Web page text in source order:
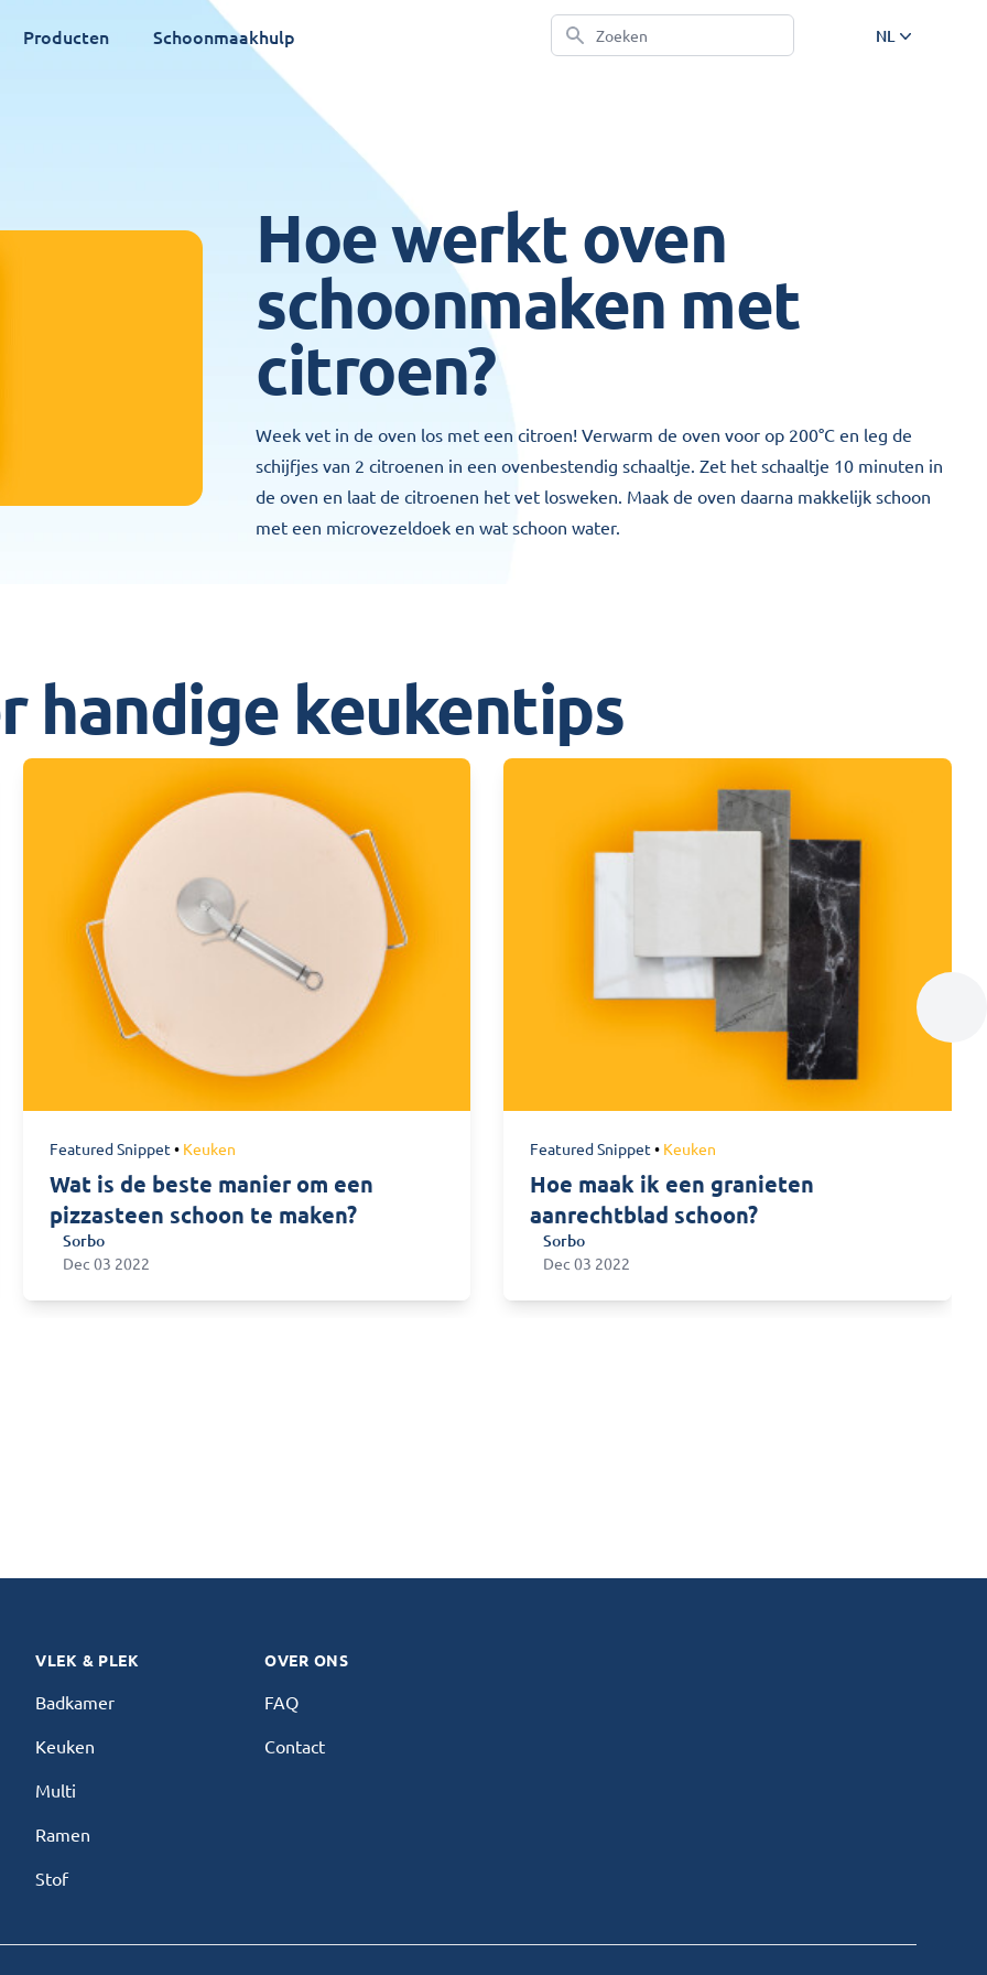
Producten Schoonmaakhulp Zoeken NL
Hoe werkt oven
schoonmaken met
citroen?
Week vet in de oven los met een citroen! Verwarm de oven voor op 200°C en leg de
schijfjes van 2 citroenen in een ovenbestendig schaaltje. Zet het schaaltje 10 minuten in
de oven en laat de citroenen het vet losweken. Maak de oven daarna makkelijk schoon
met een microvezeldoek en wat schoon water.
handige keukentips
Featured Snippet • Keuken
Wat is de beste manier om een
pizzasteen schoon te maken?
Sorbo
Sorbo
Dec 03 2022
Featured Snippet • Keuken
Hoe maak ik een granieten
aanrechtblad schoon?
Sorbo
Sorbo
Dec 03 2022
VLEK & PLEK
Badkamer
Keuken
Multi
Ramen
Stof
OVER ONS
FAQ
Contact